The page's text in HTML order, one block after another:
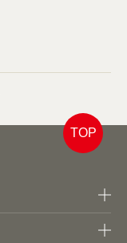
TOP